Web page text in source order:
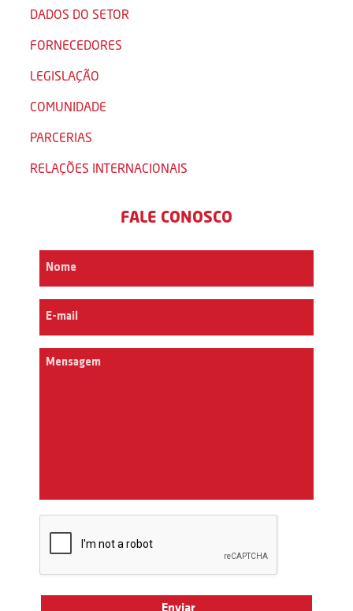
DADOS DO SETOR
FORNECEDORES
LEGISLAÇÃO
COMUNIDADE
PARCERIAS
RELAÇÕES INTERNACIONAIS
FALE CONOSCO